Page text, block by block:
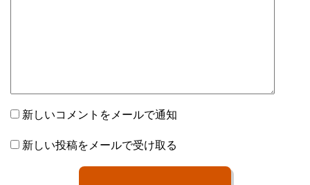
新しいコメントをメールで通知
新しい投稿をメールで受け取る